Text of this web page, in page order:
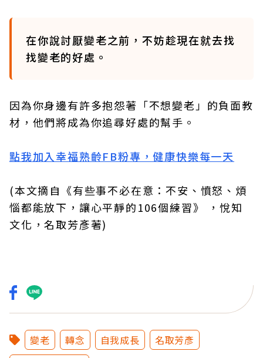
在你說討厭變老之前，不妨趁現在就去找
找變老的好處。
因為你身邊有許多抱怨著「不想變老」的負面教
材，他們將成為你追尋好處的幫手。
點我加入幸福熟齡FB粉專，健康快樂每一天
(本文摘自《有些事不必在意：不安、憤怒、煩
惱都能放下，讓心平靜的106個練習》 ，悅知
文化，名取芳彥著)
變老 轉念 自我成長
名取芳彥